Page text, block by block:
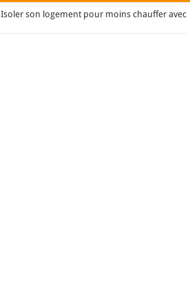
Isoler son logement pour moins chauffer avec